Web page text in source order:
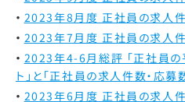
2023年8月度 正社員の求人件
2023年7月度 正社員の求人件
2023年4-6月総評 「正社員
ト」と「正社員の求人件数・応募
2023年6月度 正社員の求人件